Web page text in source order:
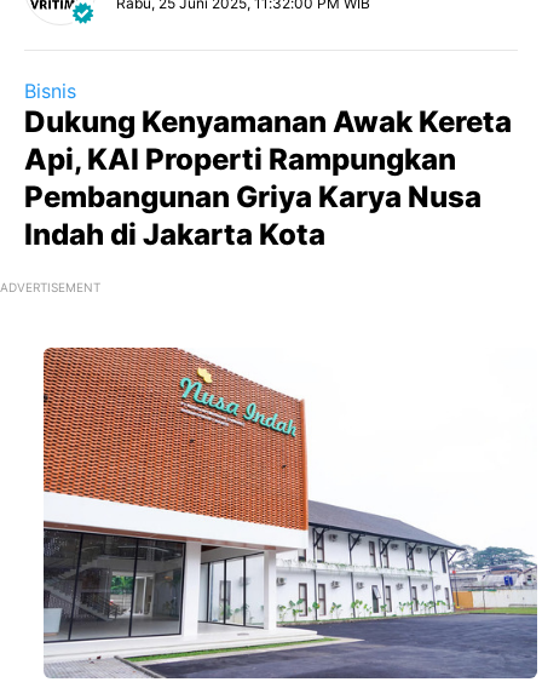
Bisnis
Dukung Kenyamanan Awak Kereta
Api, KAI Properti Rampungkan
Pembangunan Griya Karya Nusa
Indah di Jakarta Kota
ADVERTISEMENT